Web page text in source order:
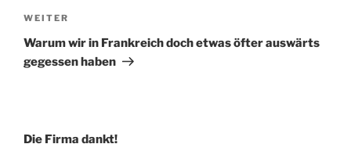
Nächster
Beitrag
WEITER
Warum wir in Frankreich doch etwas öfter auswärts
gegessen haben
Die Firma dankt!